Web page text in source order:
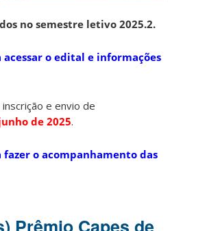
no semestre letivo 2025.2.
o edital e informações
e envio de
de 2025.
o acompanhamento das
Prêmio Capes de